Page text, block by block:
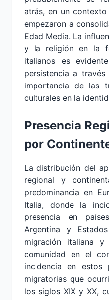
atrás, en un
empezaron a
Edad Media. La
y la religión en la
italianos es
persistencia a
importancia de las
culturales en la
Presencia
por
La distribución del
regional y
predominancia en
Italia, donde la
presencia en
Argentina y
migración italiana
comunidad en el
incidencia en estos
migratorias que
los siglos XIX y XX,